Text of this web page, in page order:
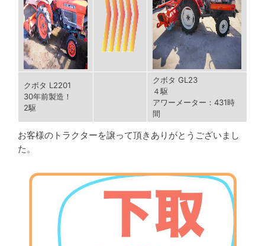
クボタ L2201
30年前製造！
2駆
クボタ GL23
４駆
アワーメーター：431時
間
お客様のトラクターを譲って頂きありがとうございまし
た。